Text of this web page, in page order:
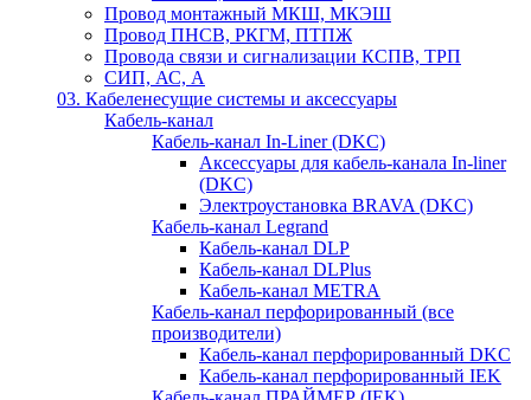
Провод монтажный МКШ, МКЭШ
Провод ПНСВ, РКГМ, ПТПЖ
Провода связи и сигнализации КСПВ, ТРП
СИП, АС, А
03. Кабеленесущие системы и аксессуары
Кабель-канал
Кабель-канал In-Liner (DKC)
Аксессуары для кабель-канала In-liner
(DKC)
Электроустановка BRAVA (DKC)
Кабель-канал Legrand
Кабель-канал DLP
Кабель-канал DLPlus
Кабель-канал METRA
Кабель-канал перфорированный (все
производители)
Кабель-канал перфорированный DKC
Кабель-канал перфорированный IEK